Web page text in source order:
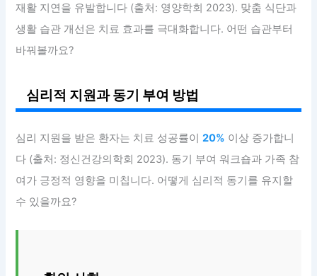
재활 지연을 유발합니다 (출처: 영양학회 2023). 맞춤 식단과
생활 습관 개선은 치료 효과를 극대화합니다. 어떤 습관부터
바꿔볼까요?
심리적 지원과 동기 부여 방법
심리 지원을 받은 환자는 치료 성공률이20% 이상 증가합니
다 (출처: 정신건강의학회 2023). 동기 부여 워크숍과 가족 참
여가 긍정적 영향을 미칩니다. 어떻게 심리적 동기를 유지할
수 있을까요?